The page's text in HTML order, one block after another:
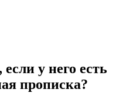
у него есть
прописка?